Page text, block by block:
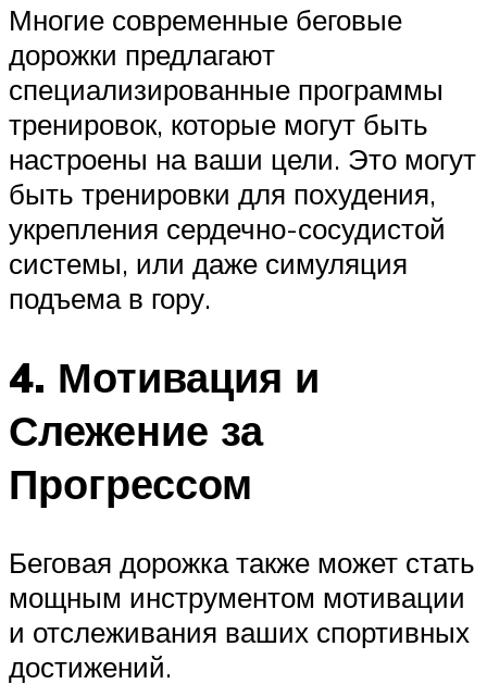
Многие современные беговые
дорожки предлагают
специализированные программы
тренировок, которые могут быть
настроены на ваши цели. Это могут
быть тренировки для похудения,
укрепления сердечно-сосудистой
системы, или даже симуляция
подъема в гору.
4. Мотивация и
Слежение за
Прогрессом
Беговая дорожка также может стать
мощным инструментом мотивации
и отслеживания ваших спортивных
достижений.